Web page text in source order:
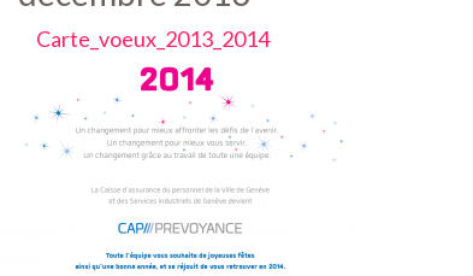
Carte_voeux_2013_2014